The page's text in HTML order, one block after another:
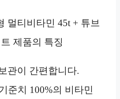
멀티비타민 45t + 튜브
제품의 특징
관이 간편합니다.
준치 100%의 비타민